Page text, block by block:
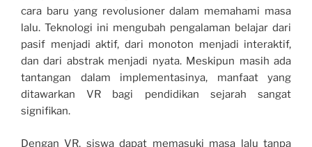
cara baru yang revolusioner dalam memahami masa
lalu. Teknologi ini mengubah pengalaman belajar dari
pasif menjadi aktif, dari monoton menjadi interaktif,
dan dari abstrak menjadi nyata. Meskipun masih ada
tantangan dalam implementasinya, manfaat yang
ditawarkan VR bagi pendidikan sejarah sangat
signifikan.
Dengan VR, siswa dapat memasuki masa lalu tanpa